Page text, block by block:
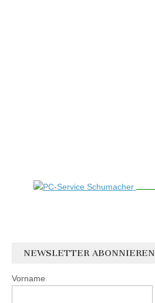
NEWSLETTER ABONNIEREN
Vorname